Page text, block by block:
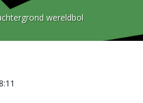
wereldbol